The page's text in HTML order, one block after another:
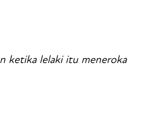
ketika lelaki itu meneroka